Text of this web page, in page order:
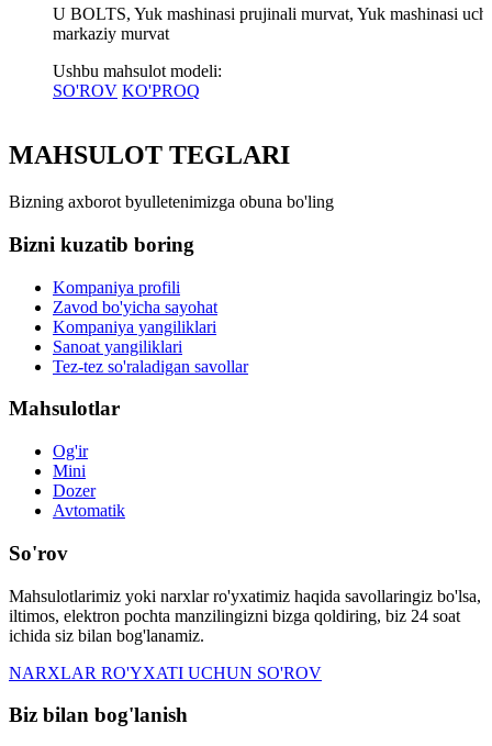
U BOLTS, Yuk mashinasi prujinali murvat, Yuk mashinasi
markaziy murvat
Ushbu mahsulot modeli:
SO'ROV KO'PROQ
MAHSULOT TEGLARI
Bizning axborot byulletenimizga obuna bo'ling
Bizni kuzatib boring
Kompaniya profili
Zavod bo'yicha sayohat
Kompaniya yangiliklari
Sanoat yangiliklari
Tez-tez so'raladigan savollar
Mahsulotlar
Og'ir
Mini
Dozer
Avtomatik
So'rov
Mahsulotlarimiz yoki narxlar ro'yxatimiz haqida savollaringiz bo'lsa,
iltimos, elektron pochta manzilingizni bizga qoldiring, biz 24 soat
ichida siz bilan bog'lanamiz.
NARXLAR RO'YXATI UCHUN SO'ROV
Biz bilan bog'lanish